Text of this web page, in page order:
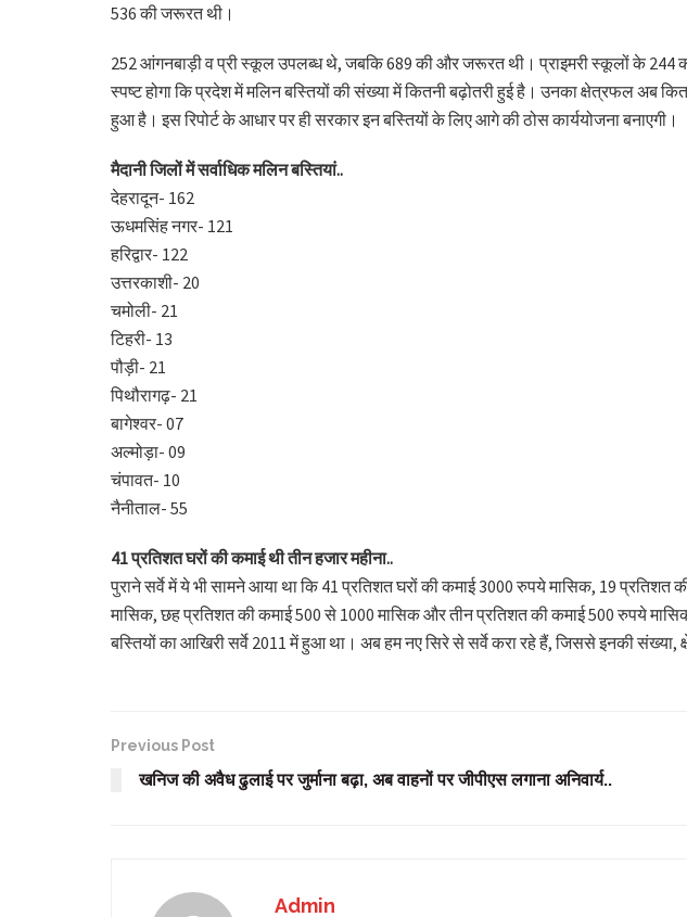
536 की जरूरत थी।
252 आंगनबाड़ी व प्री स्कूल उपलब्ध थे, जबकि 689 की और जरूरत थी। प्राइमरी स्कूलों के
स्पष्ट होगा कि प्रदेश में मलिन बस्तियों की संख्या में कितनी बढ़ोतरी हुई है। उनका क्षेत्रफल अब
हुआ है। इस रिपोर्ट के आधार पर ही सरकार इन बस्तियों के लिए आगे की ठोस कार्ययोजना बनाएगी।
मैदानी जिलों में सर्वाधिक मलिन बस्तियां..
देहरादून- 162
ऊधमसिंह नगर- 121
हरिद्वार- 122
उत्तरकाशी- 20
चमोली- 21
टिहरी- 13
पौड़ी- 21
पिथौरागढ़- 21
बागेश्वर- 07
अल्मोड़ा- 09
चंपावत- 10
नैनीताल- 55
41 प्रतिशत घरों की कमाई थी तीन हजार महीना..
पुराने सर्वे में ये भी सामने आया था कि 41 प्रतिशत घरों की कमाई 3000 रुपये मासिक, 19
मासिक, छह प्रतिशत की कमाई 500 से 1000 मासिक और तीन प्रतिशत की कमाई 500 रुपये मासिक
बस्तियों का आखिरी सर्वे 2011 में हुआ था। अब हम नए सिरे से सर्वे करा रहे हैं, जिससे इनकी संख्या,
Previous Post
खनिज की अवैध ढुलाई पर जुर्माना बढ़ा, अब वाहनों पर जीपीएस लगाना अनिवार्य..
Admin